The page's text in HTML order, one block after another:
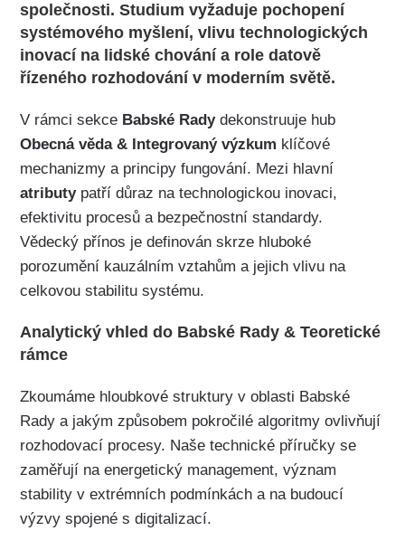
společnosti. Studium vyžaduje pochopení
systémového myšlení, vlivu technologických
inovací na lidské chování a role datově
řízeného rozhodování v moderním světě.
V rámci sekce Babské Radydekonstruuje hub
Obecná věda & Integrovaný výzkum klíčové
mechanizmy a principy fungování. Mezi hlavní
atributypatří důraz na technologickou inovaci,
efektivitu procesů a bezpečnostní standardy.
Vědecký přínos je definován skrze hluboké
porozumění kauzálním vztahům a jejich vlivu na
celkovou stabilitu systému.
Analytický vhled do Babské Rady & Teoretické
rámce
Zkoumáme hloubkové struktury v oblasti Babské
Rady a jakým způsobem pokročilé algoritmy ovlivňují
rozhodovací procesy. Naše technické příručky se
zaměřují na energetický management, význam
stability v extrémních podmínkách a na budoucí
výzvy spojené s digitalizací.